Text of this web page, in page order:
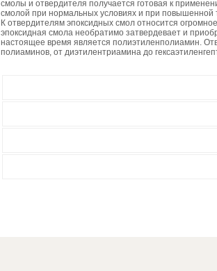
смолы и отвердителя получается готовая к
смолой при нормальных условиях и при повышенной
К отвердителям эпоксидных смол относится
эпоксидная смола необратимо затвердевает и
настоящее время является полиэтиленполиамин.
полиаминов, от диэтилентриамина до